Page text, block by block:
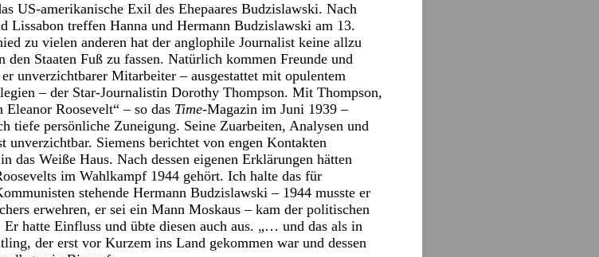
US-amerikanische Exil des Ehepaares Budzislawski. Nach
Lissabon treffen Hanna und Hermann Budzislawski am 13.
zu vielen anderen hat der anglophile Journalist keine allzu
Staaten Fuß zu fassen. Natürlich kommen Freunde und
unverzichtbarer Mitarbeiter – ausgestattet mit opulentem
– der Star-Journalistin Dorothy Thompson. Mit Thompson,
Roosevelt“ – so das Time-Magazin im Juni 1939 –
tiefe persönliche Zuneigung. Seine Zuarbeiten, Analysen und
Siemens berichtet von engen Kontakten
das Weiße Haus. Nach dessen eigenen Erklärungen hätten
im Wahlkampf 1944 gehört. Ich halte das für
stehende Hermann Budzislawski – 1944 musste er
erwehren, er sei ein Mann Moskaus – kam der politischen
hatte Einfluss und übte diesen auch aus. „… und das als in
der erst vor Kurzem ins Land gekommen war und dessen